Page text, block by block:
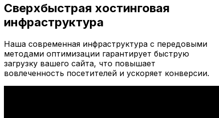
Сверхбыстрая хостинговая
инфраструктура
Наша современная инфраструктура с передовыми
методами оптимизации гарантирует быструю
загрузку вашего сайта, что повышает
вовлеченность посетителей и ускоряет конверсии.